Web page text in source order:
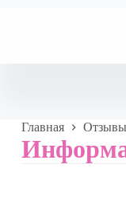
Главная Отзывы